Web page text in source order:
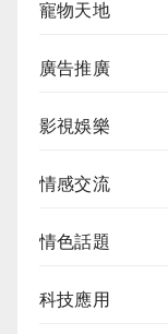
寵物天地
廣告推廣
影視娛樂
情感交流
情色話題
科技應用